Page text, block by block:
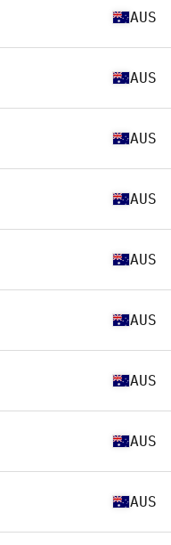
AUS
AUS
AUS
AUS
AUS
AUS
AUS
AUS
AUS